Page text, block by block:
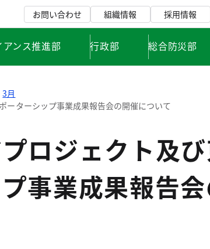
お問い合わせ 組織情報 採用情報
ンス推進部 行政部 総合防災部
3月
ーターシップ事業成果報告会の開催について
ロジェクト及
事業成果報告